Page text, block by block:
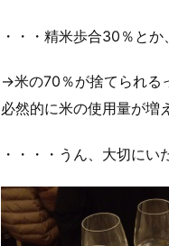
・・・精米歩合30％と
→米の70％が捨てられる
必然的に米の使用量が増
・・・・うん、大切にい